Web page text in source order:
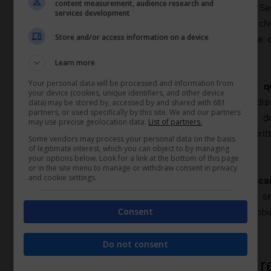
La discrezionalità non è un lasciapassare illimitato.
lavoratore dimostra di averli raggiunti, una clausola
senza alcuna motivazione concreta rischia di essere
Diverso è prevedere spazi di valutazione su profili
leadership, contributo trasversale ai progetti. Qui la
sorretta daprocessi di valutazione strutturati
,
performance, schede di valutazione, feedback
controversia, fanno la differenza.
Un punto delicato riguarda anche la facoltà di
agganciarli a scenari di mercato mutevoli, ma solo
informato per tempo e se la modifica non rende gli
Obiettivi irraggiungibili, elusione
content measurement, audience research and
services development
Store and/or access information on a device
Learn more
Your personal data will be processed and information from
your device (cookies, unique identifiers, and other device
data) may be stored by, accessed by and shared with 681
partners, or used specifically by this site. We and our partners
may use precise geolocation data. List of partners.
Some vendors may process your personal data on the basis
of legitimate interest, which you can object to by managing
your options below. Look for a link at the bottom of this page
or in the site menu to manage or withdraw consent in privacy
and cookie settings.
Consent
Do not consent